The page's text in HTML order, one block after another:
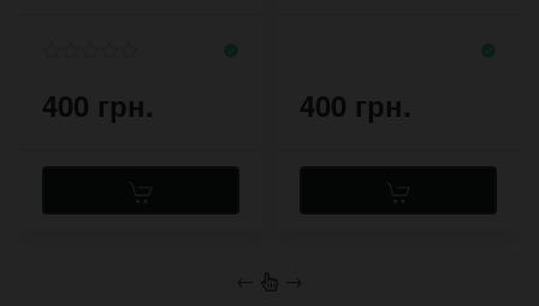
400 грн. 400 грн.
← →